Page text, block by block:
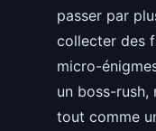
passer par
collecter des
micro-
un boss-rush,
tout comme